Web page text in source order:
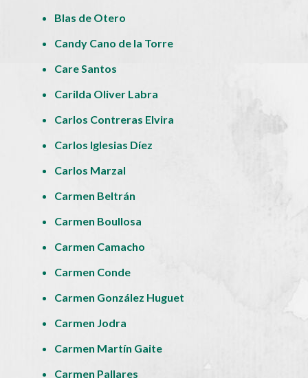
Blas de Otero
Candy Cano de la Torre
Care Santos
Carilda Oliver Labra
Carlos Contreras Elvira
Carlos Iglesias Díez
Carlos Marzal
Carmen Beltrán
Carmen Boullosa
Carmen Camacho
Carmen Conde
Carmen González Huguet
Carmen Jodra
Carmen Martín Gaite
Carmen Pallares